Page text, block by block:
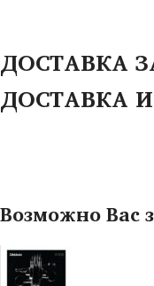
ДОСТАВКА
ДОСТАВКА
Возможно Вас